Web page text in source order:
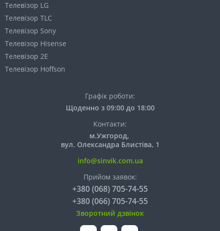
Телевізор LG
Телевізор TLC
Телевізор Sony
Телевізор Hisense
Телевізор 2E
Телевізор Hoffson
Графік роботи:
Щоденно з 09:00 до 18:00
Контакти:
м.Ужгород,
вул. Олександра Блистіва, 1
info@sinvik.com.ua
Прийом заявок:
+380 (068) 705-74-55
+380 (066) 705-74-55
Зворотний дзвінок